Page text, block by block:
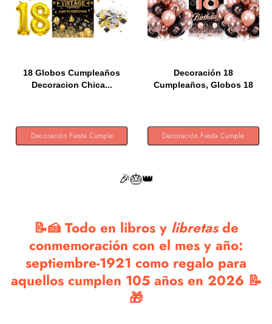
18 Globos Cumpleaños
Decoracion Chica...
Decoración Fiesta Cumple
Decoración 18
Cumpleaños, Globos 18
Decoración Fiesta Cumple
🎉🎂👑
📝🍰 Todo en libros y libretasde
conmemoración con el mes y año:
septiembre-1921 como regalo para
aquellos cumplen 105 años en 2026 📝
🎁